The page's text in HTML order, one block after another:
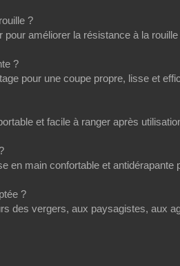
?
améliorer la résistance à la
?
pour une coupe propre, lisse et
et facile à ranger après
en main confortable et antidérapante
?
des vergers, aux paysagistes, aux